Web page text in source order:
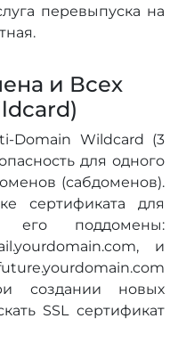
перевыпуска на
и Всех
Domain Wildcard (3
для одного
(сабдоменов).
сертификата для
его поддомены:
и
создании новых
SSL сертификат